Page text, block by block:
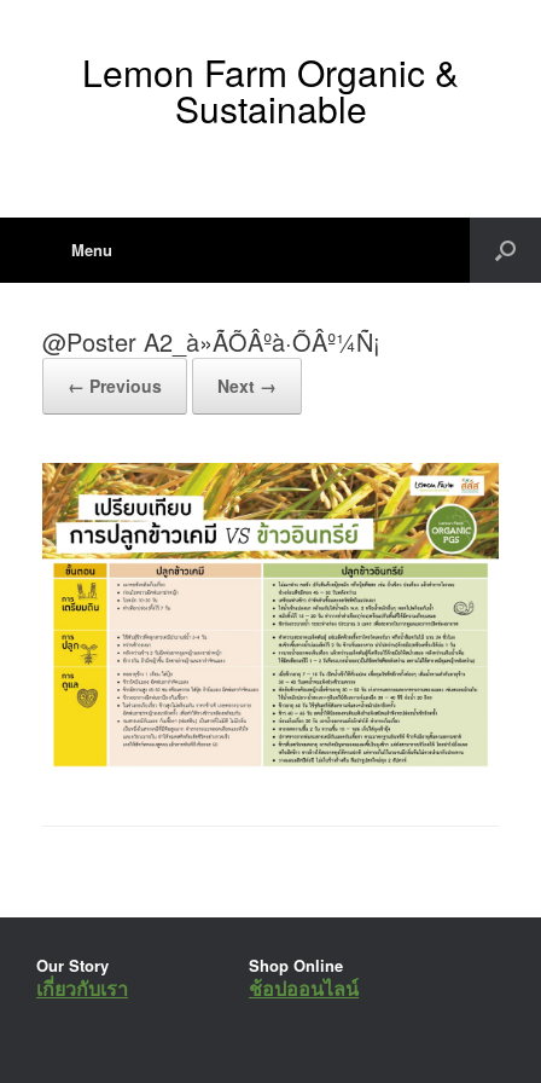
Lemon Farm Organic &
Sustainable
Menu
@Poster A2_à»ÃÕÂºà·ÕÂº¼Ñ¡
← Previous Next →
Our Story
เกี่ยวกับเรา
Shop Online
ช้อปออนไลน์